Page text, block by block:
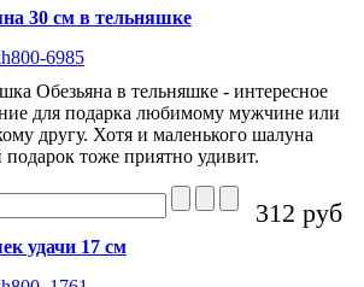
30 см в тельняшке
Обезьяна в тельняшке - интересное
для подарка любимому мужчине или
другу. Хотя и маленького шалуна
подарок тоже приятно удивит.
312 руб
удачи 17 см